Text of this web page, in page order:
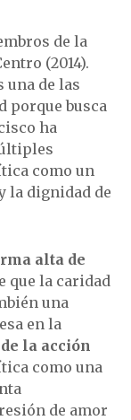
de la
(2014).
una de las
porque busca
ha
como un
la dignidad de
alta de
que la caridad
una
en la
la acción
como una
de amor